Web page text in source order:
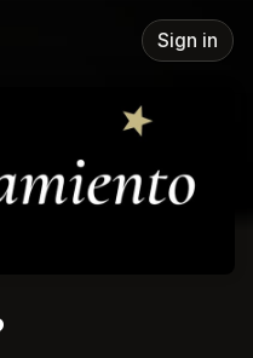
Sign in